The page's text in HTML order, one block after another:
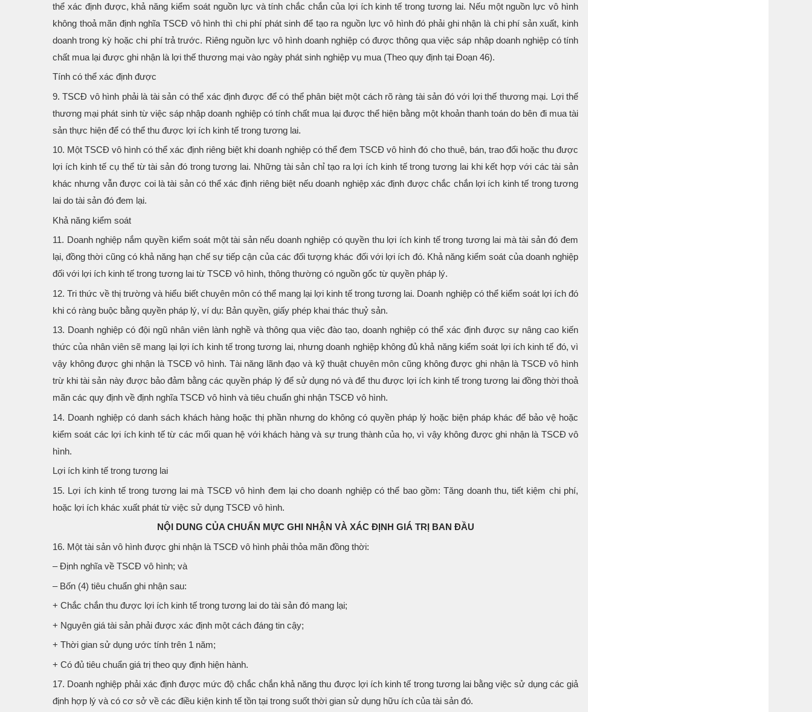
thể xác định được, khả năng kiểm soát nguồn lực và tính chắc chắn của lợi ích kinh tế trong tương lai. Nếu một nguồn lực vô hình
không thoả mãn định nghĩa TSCĐ vô hình thì chi phí phát sinh để tạo ra nguồn lực vô hình đó phải ghi nhận là chi phí sản xuất, kinh
doanh trong kỳ hoặc chi phí trả trước. Riêng nguồn lực vô hình doanh nghiệp có được thông qua việc sáp nhập doanh nghiệp có tính
chất mua lại được ghi nhận là lợi thế thương mại vào ngày phát sinh nghiệp vụ mua (Theo quy định tại Đoạn 46).
Tính có thể xác định được
9. TSCĐ vô hình phải là tài sản có thể xác định được để có thể phân biệt một cách rõ ràng tài sản đó với lợi thế thương mại. Lợi thế
thương mại phát sinh từ việc sáp nhập doanh nghiệp có tính chất mua lại được thể hiện bằng một khoản thanh toán do bên đi mua tài
sản thực hiện để có thể thu được lợi ích kinh tế trong tương lai.
10. Một TSCĐ vô hình có thể xác định riêng biệt khi doanh nghiệp có thể đem TSCĐ vô hình đó cho thuê, bán, trao đổi hoặc thu được
lợi ích kinh tế cụ thể từ tài sản đó trong tương lai. Những tài sản chỉ tạo ra lợi ích kinh tế trong tương lai khi kết hợp với các tài sản
khác nhưng vẫn được coi là tài sản có thể xác định riêng biệt nếu doanh nghiệp xác định được chắc chắn lợi ích kinh tế trong tương
lai do tài sản đó đem lại.
Khả năng kiểm soát
11. Doanh nghiệp nắm quyền kiểm soát một tài sản nếu doanh nghiệp có quyền thu lợi ích kinh tế trong tương lai mà tài sản đó đem
lại, đồng thời cũng có khả năng hạn chế sự tiếp cận của các đối tượng khác đối với lợi ích đó. Khả năng kiểm soát của doanh nghiệp
đối với lợi ích kinh tế trong tương lai từ TSCĐ vô hình, thông thường có nguồn gốc từ quyền pháp lý.
12. Tri thức về thị trường và hiểu biết chuyên môn có thể mang lại lợi kinh tế trong tương lai. Doanh nghiệp có thể kiểm soát lợi ích đó
khi có ràng buộc bằng quyền pháp lý, ví dụ: Bản quyền, giấy phép khai thác thuỷ sản.
13. Doanh nghiệp có đội ngũ nhân viên lành nghề và thông qua việc đào tạo, doanh nghiệp có thể xác định được sự nâng cao kiến
thức của nhân viên sẽ mang lại lợi ích kinh tế trong tương lai, nhưng doanh nghiệp không đủ khả năng kiểm soát lợi ích kinh tế đó, vì
vậy không được ghi nhận là TSCĐ vô hình. Tài năng lãnh đạo và kỹ thuật chuyên môn cũng không được ghi nhận là TSCĐ vô hình
trừ khi tài sản này được bảo đảm bằng các quyền pháp lý để sử dụng nó và để thu được lợi ích kinh tế trong tương lai đồng thời thoả
mãn các quy định về định nghĩa TSCĐ vô hình và tiêu chuẩn ghi nhận TSCĐ vô hình.
14. Doanh nghiệp có danh sách khách hàng hoặc thị phần nhưng do không có quyền pháp lý hoặc biện pháp khác để bảo vệ hoặc
kiểm soát các lợi ích kinh tế từ các mối quan hệ với khách hàng và sự trung thành của họ, vì vậy không được ghi nhận là TSCĐ vô
hình.
Lợi ích kinh tế trong tương lai
15. Lợi ích kinh tế trong tương lai mà TSCĐ vô hình đem lại cho doanh nghiệp có thể bao gồm: Tăng doanh thu, tiết kiệm chi phí,
hoặc lợi ích khác xuất phát từ việc sử dụng TSCĐ vô hình.
NỘI DUNG CỦA CHUẨN MỰC GHI NHẬN VÀ XÁC ĐỊNH GIÁ TRỊ BAN ĐẦU
16. Một tài sản vô hình được ghi nhận là TSCĐ vô hình phải thỏa mãn đồng thời:
– Định nghĩa về TSCĐ vô hình; và
– Bốn (4) tiêu chuẩn ghi nhận sau:
+ Chắc chắn thu được lợi ích kinh tế trong tương lai do tài sản đó mang lại;
+ Nguyên giá tài sản phải được xác định một cách đáng tin cậy;
+ Thời gian sử dụng ước tính trên 1 năm;
+ Có đủ tiêu chuẩn giá trị theo quy định hiện hành.
17. Doanh nghiệp phải xác định được mức độ chắc chắn khả năng thu được lợi ích kinh tế trong tương lai bằng việc sử dụng các giả
định hợp lý và có cơ sở về các điều kiện kinh tế tồn tại trong suốt thời gian sử dụng hữu ích của tài sản đó.